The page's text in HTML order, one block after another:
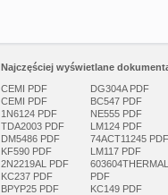
Najczęściej wyświetlane
CEMI PDF
CEMI PDF
1N6124 PDF
TDA2003 PDF
DM5486 PDF
KF590 PDF
2N2219AL PDF
KC237 PDF
BPYP25 PDF
DG304A PDF
BC547 PDF
NE555 PDF
LM124 PDF
74ACT11245 PDF
LM117 PDF
603604THERMAL
PDF
KC149 PDF